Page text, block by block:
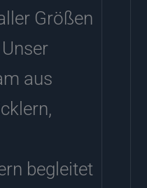
Größen
aus
begleitet